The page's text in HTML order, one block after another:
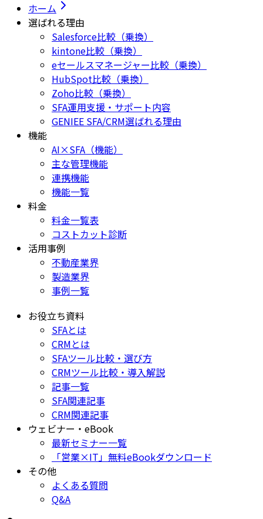
ホーム
選ばれる理由
Salesforce比較（乗換）
kintone比較（乗換）
eセールスマネージャー比較（乗換）
HubSpot比較（乗換）
Zoho比較（乗換）
SFA運用支援・サポート内容
GENIEE SFA/CRM選ばれる理由
機能
AI×SFA（機能）
主な管理機能
連携機能
機能一覧
料金
料金一覧表
コストカット診断
活用事例
不動産業界
製造業界
事例一覧
お役立ち資料
SFAとは
CRMとは
SFAツール比較・選び方
CRMツール比較・導入解説
記事一覧
SFA関連記事
CRM関連記事
ウェビナー・eBook
最新セミナー一覧
「営業×IT」無料eBookダウンロード
その他
よくある質問
Q&A